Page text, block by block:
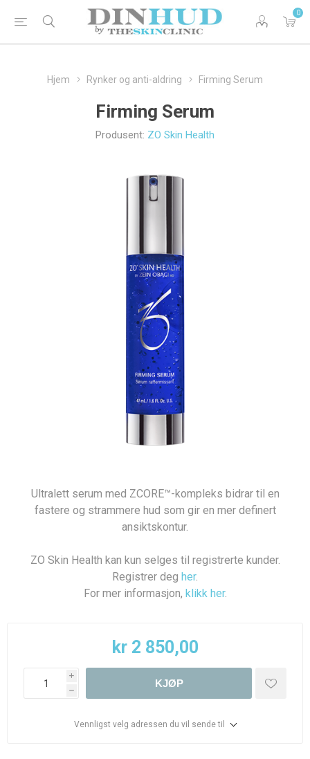
0
Hjem Rynker og anti-aldring Firming Serum
Firming Serum
Produsent: ZO Skin Health
Ultralett serum med ZCORE™-kompleks bidrar til en
fastere og strammere hud som gir en mer definert
ansiktskontur.
ZO Skin Health kan kun selges til registrerte kunder.
Registrer deg her.
For mer informasjon, klikk her.
kr 2 850,00
i
h
KJØP
Vennligst velg adressen du vil sende til